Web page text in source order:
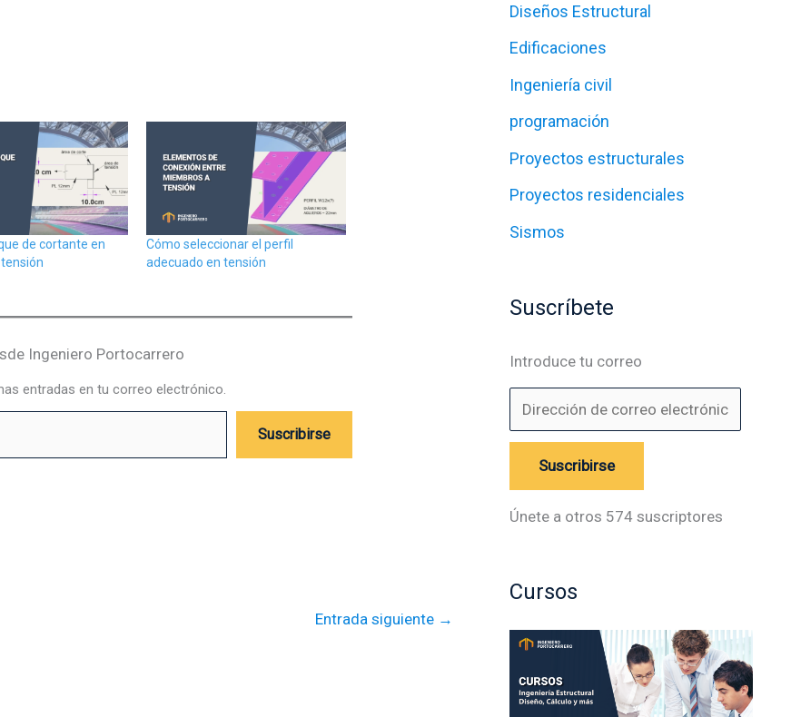
de cortante en
Cómo seleccionar el perfil
adecuado en tensión
Ingeniero Portocarrero
entradas en tu correo electrónico.
Suscribirse
Entrada siguiente →
Diseños Estructural
Edificaciones
Ingeniería civil
programación
Proyectos estructurales
Proyectos residenciales
Sismos
Suscríbete
Introduce tu correo
Suscribirse
Únete a otros 574 suscriptores
Cursos